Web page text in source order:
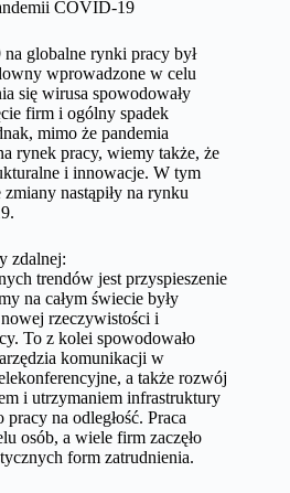
COVID-19
globalne rynki pracy był
wprowadzone w celu
się wirusa spowodowały
firm i ogólny spadek
mimo że pandemia
rynek pracy, wiemy także, że
i innowacje. W tym
nastąpiły na rynku
zdalnej:
trendów jest przyspieszenie
na całym świecie były
rzeczywistości i
To z kolei spowodowało
komunikacji w
a także rozwój
i utrzymaniem infrastruktury
na odległość. Praca
osób, a wiele firm zaczęło
form zatrudnienia.